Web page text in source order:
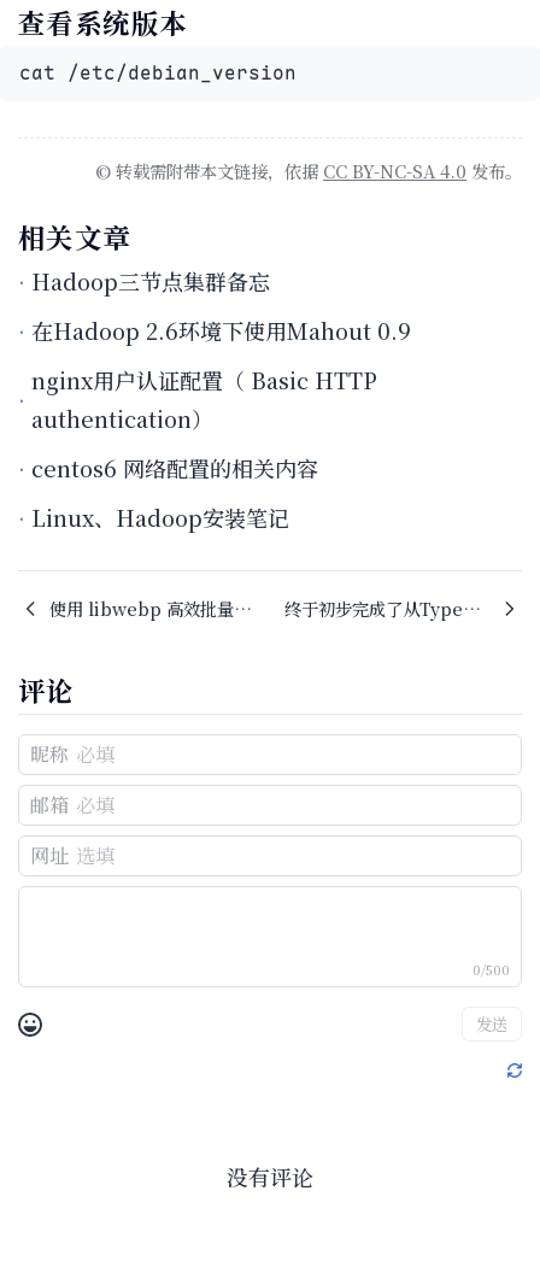
查看系统版本
cat /etc/debian_version
© 转载需附带本文链接，依据 CC BY-NC-SA 4.0 发布。
相关文章
Hadoop三节点集群备忘
在Hadoop 2.6环境下使用Mahout 0.9
nginx用户认证配置（ Basic HTTP
authentication）
centos6 网络配置的相关内容
Linux、Hadoop安装笔记
使用 libwebp 高效批量转换图片至 WebP 格式 终于初步完成了从Typecho到Hugo的网站迁移
评论
昵称
邮箱
网址
0/500
发送
没有评论